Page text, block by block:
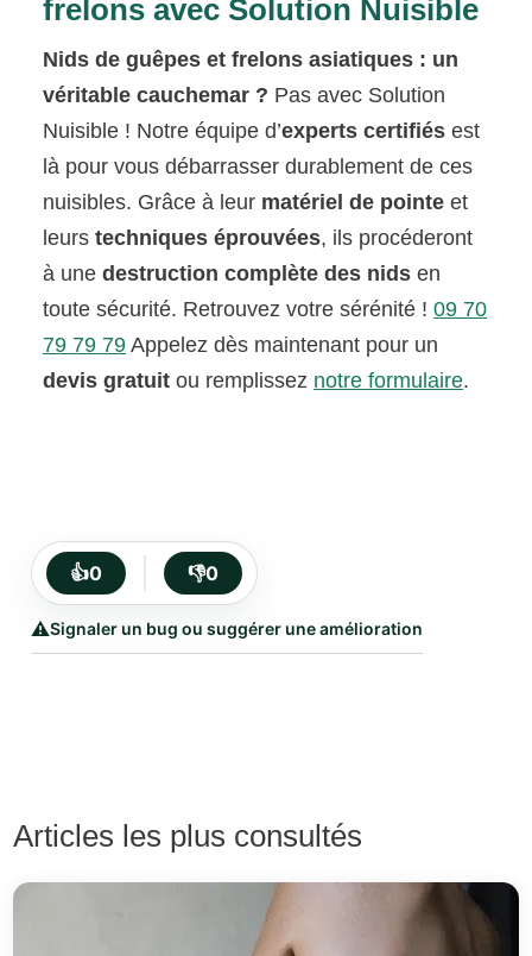
frelons avec Solution Nuisible
Nids de guêpes et frelons asiatiques : un
véritable cauchemar ? Pas avec Solution
Nuisible ! Notre équipe d’experts certifiés est
là pour vous débarrasser durablement de ces
nuisibles. Grâce à leur matériel de pointe et
leurstechniques éprouvées, ils procéderont
à unedestruction complète des nids en
toute sécurité. Retrouvez votre sérénité !09 70
79 79 79 Appelez dès maintenant pour un
devis gratuit ou remplissez notre formulaire.
👍0 👎0
⚠️Signaler un bug ou suggérer une amélioration
Articles les plus consultés